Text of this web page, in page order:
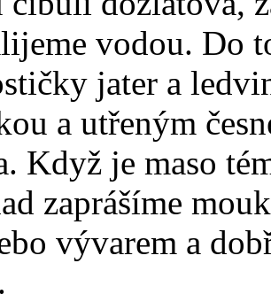
vodou. Do
jater a
a utřeným
Když je maso
zaprášíme
vývarem a